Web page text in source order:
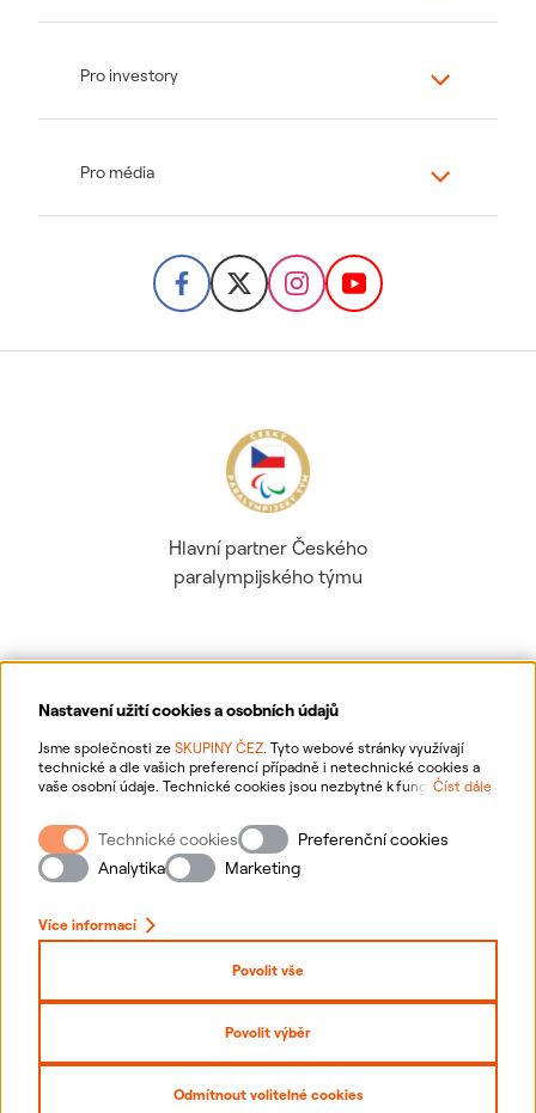
Nastavení užití cookies a osobních údajů
Jsme společnosti ze SKUPINY ČEZ. Tyto webové stránky využívají
technické a dle vašich preferencí případně i netechnické cookies a
vaše osobní údaje. Technické cookies jsou nezbytné k fungování
webové stránky vašim preferencím, k personalizaci reklam a analytice.
Pro sběr a zpracování netechnických cookies a vašich osobních údajů
nám můžete udělit souhlas. Bližší informace o vašich právech,
zpracování osobních údajů, včetně možnosti odvolání udělených
Číst dále
Technické cookies
Preferenční cookies
Analytika
Marketing
Více informací
Povolit vše
Povolit výběr
Odmítnout volitelné cookies
Pro investory
Pro média
Hlavní partner Českého
paralympijského týmu
Ochrana osobních údajů
Informace o webu
Nastavení cookies
Přihlásit se
Prohlášení o přístupnosti